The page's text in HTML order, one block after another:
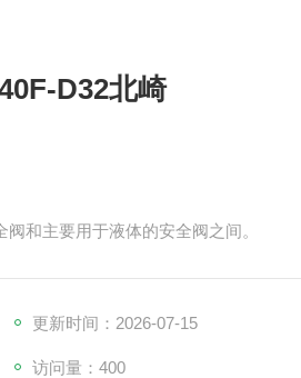
D32北崎
和主要用于液体的安全阀之间。
更新时间：2026-07-15
访问量：400